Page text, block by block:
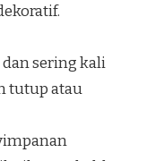
sering kali
tutup atau